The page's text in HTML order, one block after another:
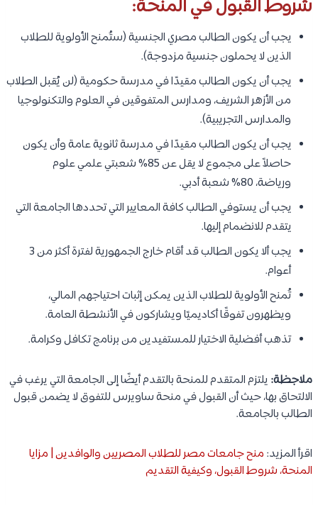
شروط القبول في المنحة:
يجب أن يكون الطالب مصري الجنسية (ستُمنح الأولوية للطلاب
الذين لا يحملون جنسية مزدوجة).
يجب أن يكون الطالب مقيدًا في مدرسة حكومية (لن يُقبل الطلاب
من الأزهر الشريف، ومدارس المتفوقين في العلوم والتكنولوجيا
والمدارس التجريبية).
يجب أن يكون الطالب مقيدًا في مدرسة ثانوية عامة وأن يكون
حاصلاً على مجموع لا يقل عن 85% شعبتي علمي علوم
ورياضة، 80% شعبة أدبي.
يجب أن يستوفي الطالب كافة المعايير التي تحددها الجامعة التي
يتقدم للانضمام إليها.
يجب ألا يكون الطالب قد أقام خارج الجمهورية لفترة أكثر من 3
أعوام.
تُمنح الأولوية للطلاب الذين يمكن إثبات احتياجهم المالي،
ويظهرون تفوقًا أكاديميًا ويشاركون في الأنشطة العامة.
تذهب أفضلية الاختيار للمستفيدين من برنامج تكافل وكرامة.
ملاجظة: يلتزم المتقدم للمنحة بالتقدم أيضًا إلى الجامعة التي يرغب في
الالتحاق بها، حيث أن القبول في منحة ساويرس للتفوق لا يضمن قبول
الطالب بالجامعة.
اقرأ المزيد: منح جامعات مصر للطلاب المصريين والوافدين | مزايا
المنحة، شروط القبول، وكيفية التقديم